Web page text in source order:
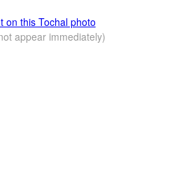
on this Tochal photo
appear immediately)